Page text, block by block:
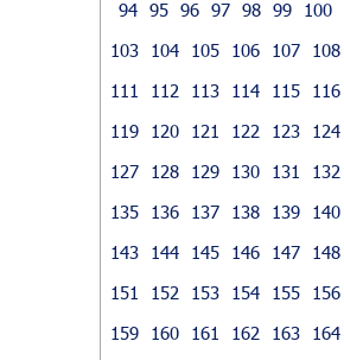
94 95 96 97 98 99 100
103
104 105 106 107 108
111
112 113 114 115 116
119
120 121 122 123 124
127
128 129 130 131 132
135
136 137 138 139 140
143
144 145 146 147 148
151
152 153 154 155 156
159
160 161 162 163 164